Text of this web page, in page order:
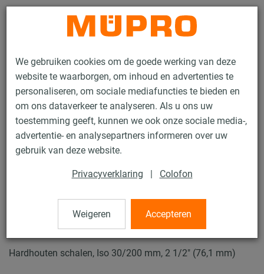
We gebruiken cookies om de goede werking van deze
website te waarborgen, om inhoud en advertenties te
personaliseren, om sociale mediafuncties te bieden en
om ons dataverkeer te analyseren. Als u ons uw
toestemming geeft, kunnen we ook onze sociale media-,
advertentie- en analysepartners informeren over uw
gebruik van deze website.
Privacyverklaring | Colofon
Weigeren Accepteren
Contact
Producten Bevestigingstechniek
Zware leidingbevestiging
Vastpunt en Glijbevestigingen voor zware leidingbevestiging
Hardhouten schalen
2 / 8
Hardhouten schalen
Hardhouten schalen, Iso 30/200 mm, 2 1/2" (76,1 mm)